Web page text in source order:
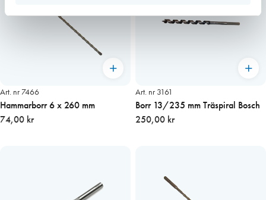
Art. nr 7466
Hammarborr 6 x 260 mm
74,00 kr
Art. nr 3161
Borr 13/235 mm Träspiral Bosch
250,00 kr